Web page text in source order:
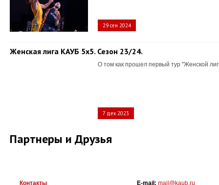
29 сен 2024
Женская лига КАУБ 5х5. Сезон 23/24.
О том как прошел первый тур "Женской
7 дек 2023
Партнеры и Друзья
Контакты E-mail: mail@kaub.ru